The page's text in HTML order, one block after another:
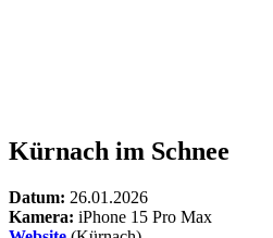
Kürnach im Schnee
Datum: 26.01.2026
Kamera: iPhone 15 Pro Max